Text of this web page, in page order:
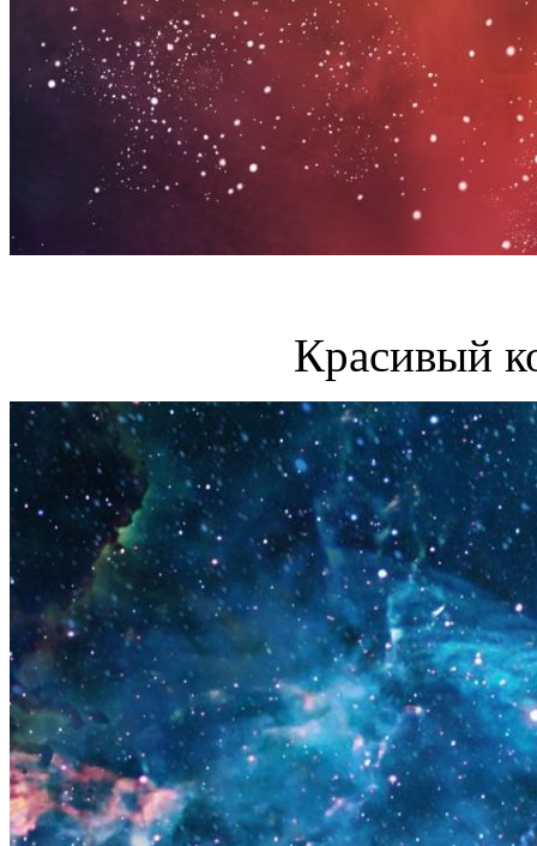
Красивый